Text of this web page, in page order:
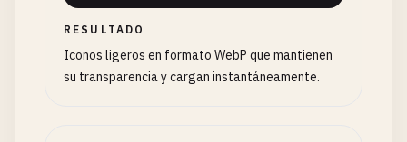
RESULTADO
Iconos ligeros en formato WebP que mantienen
su transparencia y cargan instantáneamente.